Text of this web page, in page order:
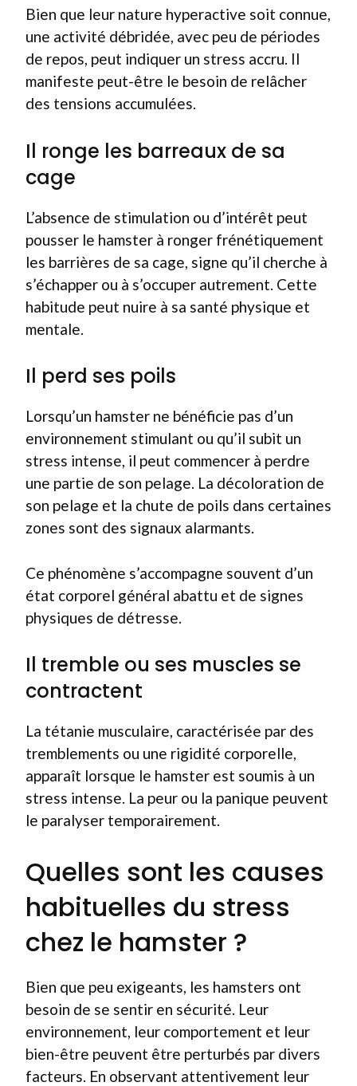
Bien que leur nature hyperactive soit connue,
une activité débridée, avec peu de périodes
de repos, peut indiquer un stress accru. Il
manifeste peut-être le besoin de relâcher
des tensions accumulées.
Il ronge les barreaux de sa
cage
L’absence de stimulation ou d’intérêt peut
pousser le hamster à ronger frénétiquement
les barrières de sa cage, signe qu’il cherche à
s’échapper ou à s’occuper autrement. Cette
habitude peut nuire à sa santé physique et
mentale.
Il perd ses poils
Lorsqu’un hamster ne bénéficie pas d’un
environnement stimulant ou qu’il subit un
stress intense, il peut commencer à perdre
une partie de son pelage. La décoloration de
son pelage et la chute de poils dans certaines
zones sont des signaux alarmants.
Ce phénomène s’accompagne souvent d’un
état corporel général abattu et de signes
physiques de détresse.
Il tremble ou ses muscles se
contractent
La tétanie musculaire, caractérisée par des
tremblements ou une rigidité corporelle,
apparaît lorsque le hamster est soumis à un
stress intense. La peur ou la panique peuvent
le paralyser temporairement.
Quelles sont les causes
habituelles du stress
chez le hamster ?
Bien que peu exigeants, les hamsters ont
besoin de se sentir en sécurité. Leur
environnement, leur comportement et leur
bien-être peuvent être perturbés par divers
facteurs. En observant attentivement leur